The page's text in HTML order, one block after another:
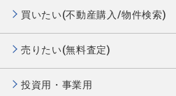
買いたい(不動産購入/物件検索)
売りたい(無料査定)
投資用・事業用